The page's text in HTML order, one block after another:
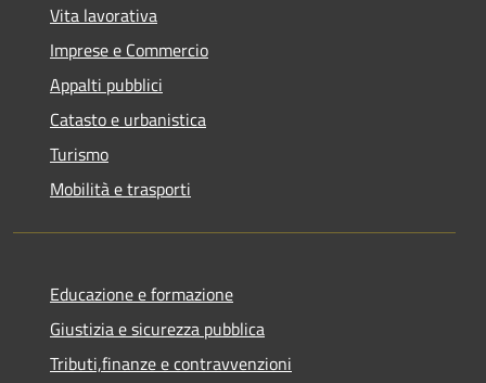
Vita lavorativa
Imprese e Commercio
Appalti pubblici
Catasto e urbanistica
Turismo
Mobilità e trasporti
Educazione e formazione
Giustizia e sicurezza pubblica
Tributi,finanze e contravvenzioni